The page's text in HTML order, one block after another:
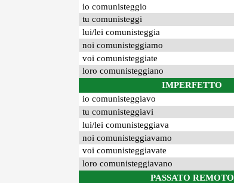
io comunisteggio
tu comunisteggi
lui/lei comunisteggia
noi comunisteggiamo
voi comunisteggiate
loro comunisteggiano
IMPERFETTO
io comunisteggiavo
tu comunisteggiavi
lui/lei comunisteggiava
noi comunisteggiavamo
voi comunisteggiavate
loro comunisteggiavano
PASSATO REMOTO